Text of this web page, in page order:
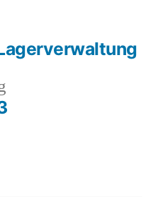
Beitrag: